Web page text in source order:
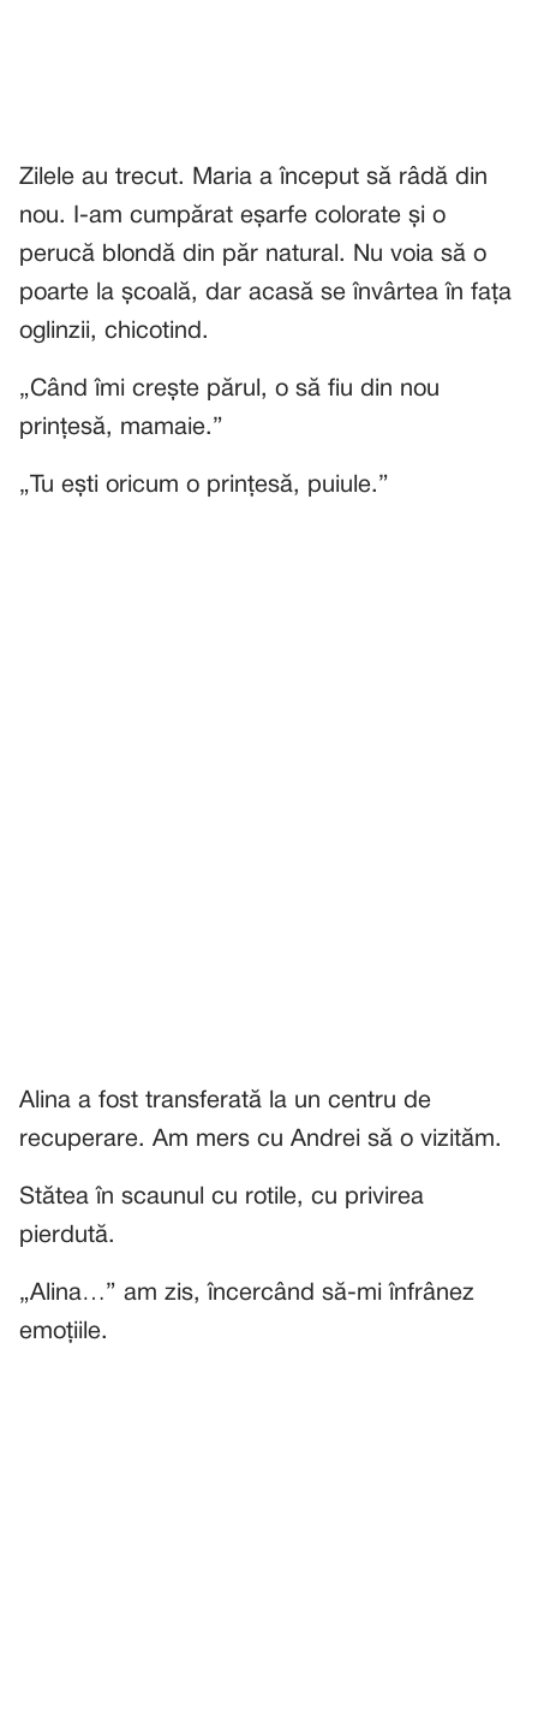
Zilele au trecut. Maria a început să râdă din
nou. I-am cumpărat eșarfe colorate și o
perucă blondă din păr natural. Nu voia să o
poarte la școală, dar acasă se învârtea în fața
oglinzii, chicotind.
„Când îmi crește părul, o să fiu din nou
prințesă, mamaie.”
„Tu ești oricum o prințesă, puiule.”
Alina a fost transferată la un centru de
recuperare. Am mers cu Andrei să o vizităm.
Stătea în scaunul cu rotile, cu privirea
pierdută.
„Alina…” am zis, încercând să-mi înfrânez
emoțiile.